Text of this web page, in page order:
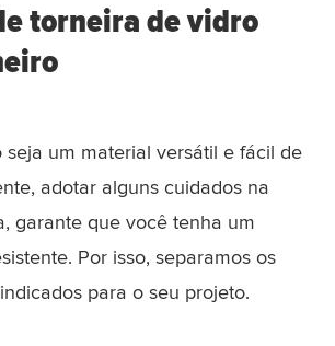
torneira de vidro
seja um material versátil e fácil de
adotar alguns cuidados na
garante que você tenha um
Por isso, separamos os
para o seu projeto.